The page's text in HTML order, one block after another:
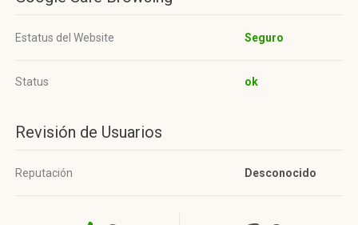
Estatus del Website Seguro
Status ok
Revisión de Usuarios
Reputación Desconocido